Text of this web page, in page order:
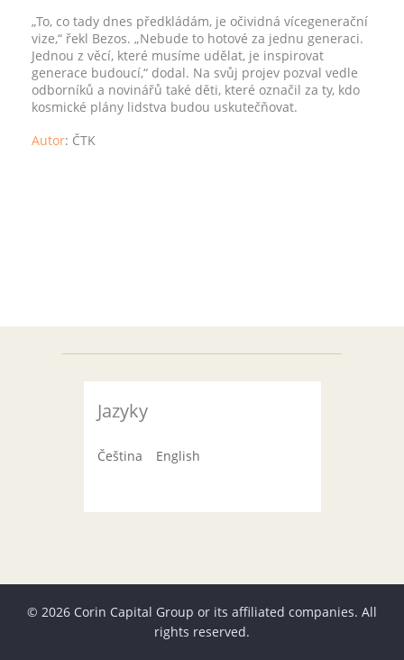
„To, co tady dnes předkládám, je očividná vícegenerační
vize,“ řekl Bezos. „Nebude to hotové za jednu generaci.
Jednou z věcí, které musíme udělat, je inspirovat
generace budoucí,“ dodal. Na svůj projev pozval vedle
odborníků a novinářů také děti, které označil za ty, kdo
kosmické plány lidstva budou uskutečňovat.
Autor: ČTK
Jazyky
Čeština English
© 2026 Corin Capital Group or its affiliated companies. All
rights reserved.